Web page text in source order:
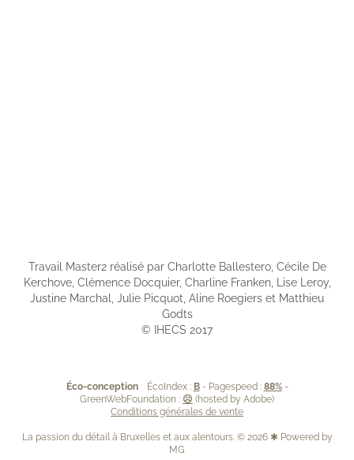
Travail Master2 réalisé par Charlotte Ballestero, Cécile De
Kerchove, Clémence Docquier, Charline Franken, Lise Leroy,
Justine Marchal, Julie Picquot, Aline Roegiers et Matthieu
Godts
© IHECS 2017
Éco-conception ÉcoIndex : B- Pagespeed :88%-
GreenWebFoundation : ☹ (hosted by Adobe)
Conditions générales de vente
La passion du détail à Bruxelles et aux alentours. © 2026 ✱ Powered by
MG